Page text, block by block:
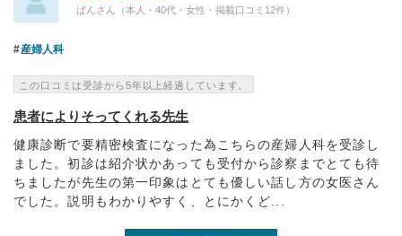
ぱんさん（本人・40代・女性・掲載口コミ12件）
産婦人科
この口コミは受診から5年以上経過しています。
患者によりそってくれる先生
健康診断で要精密検査になった為こちらの産婦人科を受診し
ました。初診は紹介状かあっても受付から診察までとても待
ちましたが先生の第一印象はとても優しい話し方の女医さん
でした。説明もわかりやすく、とにかくど...